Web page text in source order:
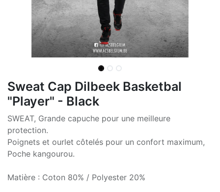
Sweat Cap Dilbeek Basketbal
"Player" - Black
SWEAT, Grande capuche pour une meilleure
protection.
Poignets et ourlet côtelés pour un confort maximum,
Poche kangourou.
Matière : Coton 80% / Polyester 20%